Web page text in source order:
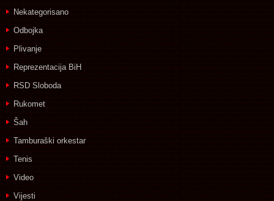
Nekategorisano
Odbojka
Plivanje
Reprezentacija BiH
RSD Sloboda
Rukomet
Šah
Tamburaški orkestar
Tenis
Video
Vijesti